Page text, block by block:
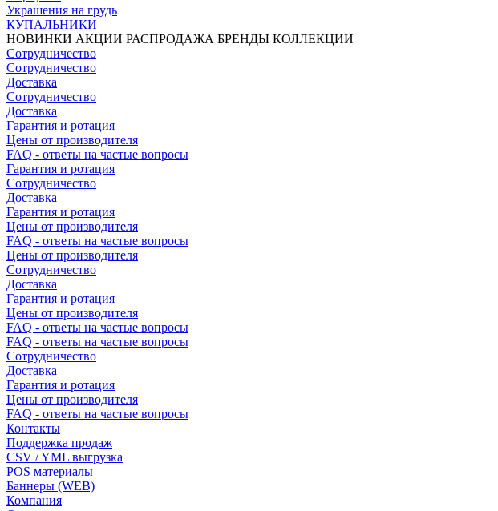
Украшения на грудь
КУПАЛЬНИКИ
НОВИНКИ АКЦИИ РАСПРОДАЖА БРЕНДЫ КОЛЛЕКЦИИ
Сотрудничество
Сотрудничество
Доставка
Сотрудничество
Доставка
Гарантия и ротация
Цены от производителя
FAQ - ответы на частые вопросы
Гарантия и ротация
Сотрудничество
Доставка
Гарантия и ротация
Цены от производителя
FAQ - ответы на частые вопросы
Цены от производителя
Сотрудничество
Доставка
Гарантия и ротация
Цены от производителя
FAQ - ответы на частые вопросы
FAQ - ответы на частые вопросы
Сотрудничество
Доставка
Гарантия и ротация
Цены от производителя
FAQ - ответы на частые вопросы
Контакты
Поддержка продаж
CSV / YML выгрузка
POS материалы
Баннеры (WEB)
Компания